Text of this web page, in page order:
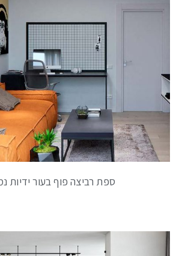
ספת רביצה פוף בעור ידיות